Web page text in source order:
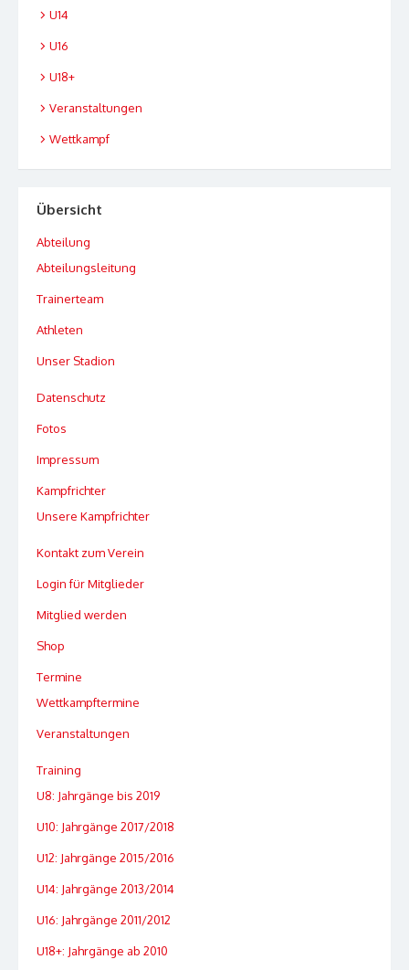
U14
U16
U18+
Veranstaltungen
Wettkampf
Übersicht
Abteilung
Abteilungsleitung
Trainerteam
Athleten
Unser Stadion
Datenschutz
Fotos
Impressum
Kampfrichter
Unsere Kampfrichter
Kontakt zum Verein
Login für Mitglieder
Mitglied werden
Shop
Termine
Wettkampftermine
Veranstaltungen
Training
U8: Jahrgänge bis 2019
U10: Jahrgänge 2017/2018
U12: Jahrgänge 2015/2016
U14: Jahrgänge 2013/2014
U16: Jahrgänge 2011/2012
U18+: Jahrgänge ab 2010